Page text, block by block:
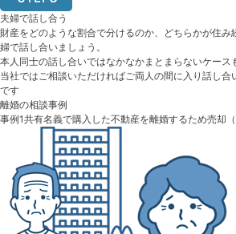
夫婦で話し合う
財産をどのような割合で分けるのか、どちらかが住み
婦で話し合いましょう。
本人同士の話し合いではなかなかまとまらないケース
当社ではご相談いただければご両人の間に入り話し
です
離婚の相談事例
事例1共有名義で購入した不動産を離婚するため売却